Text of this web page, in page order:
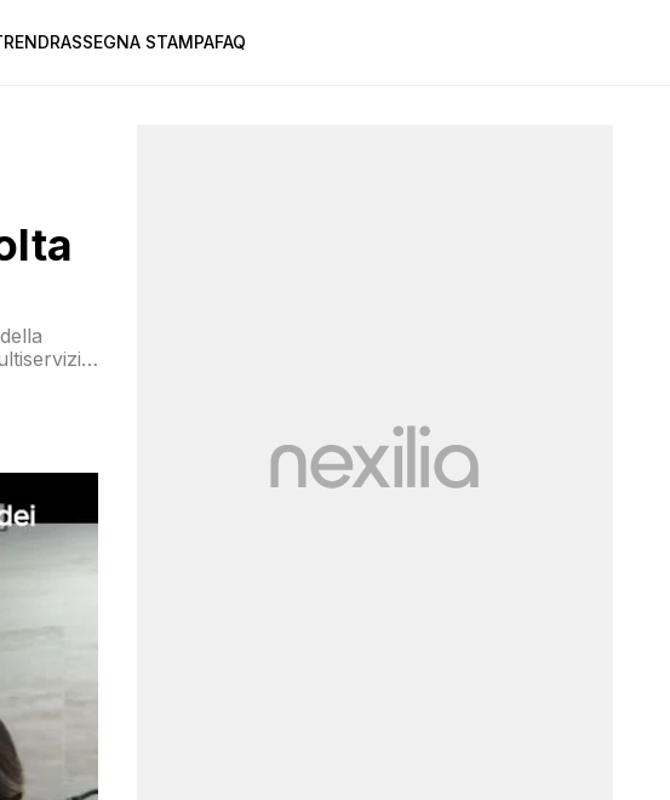
RASSEGNA STAMPAFAQ